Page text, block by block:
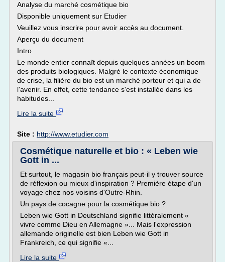
Analyse du marché cosmétique bio
Disponible uniquement sur Etudier
Veuillez vous inscrire pour avoir accès au document.
Aperçu du document
Intro
Le monde entier connaît depuis quelques années un boom
des produits biologiques. Malgré le contexte économique
de crise, la filière du bio est un marché porteur et qui a de
l'avenir. En effet, cette tendance s'est installée dans les
habitudes...
Lire la suite
Site : http://www.etudier.com
Cosmétique naturelle et bio : « Leben wie
Gott in ...
Et surtout, le magasin bio français peut-il y trouver source
de réflexion ou mieux d'inspiration ? Première étape d'un
voyage chez nos voisins d'Outre-Rhin.
Un pays de cocagne pour la cosmétique bio ?
Leben wie Gott in Deutschland signifie littéralement «
vivre comme Dieu en Allemagne »... Mais l'expression
allemande originelle est bien Leben wie Gott in
Frankreich, ce qui signifie «...
Lire la suite